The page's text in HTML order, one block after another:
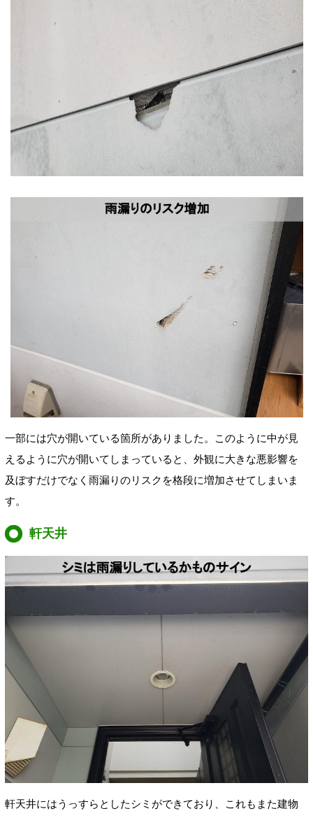
一部には穴が開いている箇所がありました。このように中が見
えるように穴が開いてしまっていると、外観に大きな悪影響を
及ぼすだけでなく雨漏りのリスクを格段に増加させてしまいま
す。
軒天井
軒天井にはうっすらとしたシミができており、これもまた建物